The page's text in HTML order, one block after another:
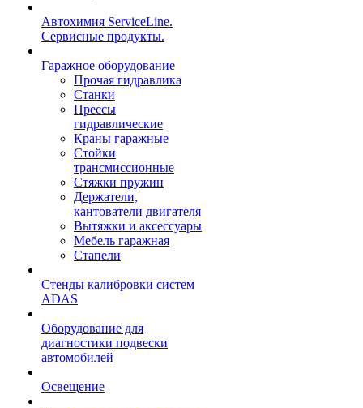
Автохимия ServiceLine.
Сервисные продукты.
Гаражное оборудование
Прочая гидравлика
Станки
Прессы
гидравлические
Краны гаражные
Стойки
трансмиссионные
Стяжки пружин
Держатели,
кантователи двигателя
Вытяжки и аксессуары
Мебель гаражная
Стапели
Стенды калибровки систем
ADAS
Оборудование для
диагностики подвески
автомобилей
Освещение